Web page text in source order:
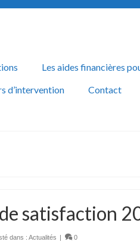
Les aides financières
d’intervention
Contact
satisfaction
dans : Actualités | 0